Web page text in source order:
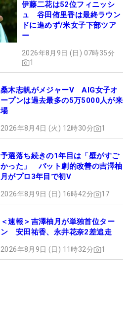
伊藤二花は52位フィニッシ
ュ 谷田侑里香は最終ラウン
ドに進めず/米女子下部ツア
ー
2026年8月9日 (日) 07時35分
1
桑木志帆がメジャーV AIG女子オ
ープンは過去最多の5万5000人が来
場
2026年8月4日 (火) 12時30分 1
予選落ち続きの1年目は「壁がすご
かった」 パット劇的改善の吉澤柚
月がプロ3年目で初V
2026年8月9日 (日) 16時42分 17
＜速報＞吉澤柚月が単独首位ター
ン 安田祐香、永井花奈2差追走
2026年8月9日 (日) 11時32分 1